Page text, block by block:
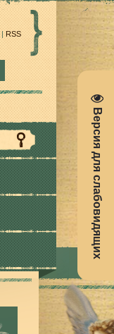
Версия для слабовидящих
| RSS